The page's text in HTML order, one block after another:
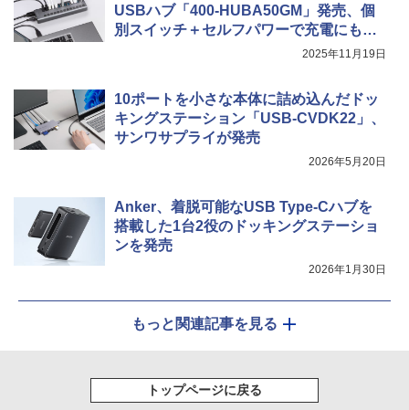
USBハブ「400-HUBA50GM」発売、個
別スイッチ＋セルフパワーで充電にも便
2025年11月19日
10ポートを小さな本体に詰め込んだドッ
キングステーション「USB-CVDK22」、
サンワサプライが発売
2026年5月20日
Anker、着脱可能なUSB Type-Cハブを
搭載した1台2役のドッキングステーショ
ンを発売
2026年1月30日
もっと関連記事を見る
トップページに戻る